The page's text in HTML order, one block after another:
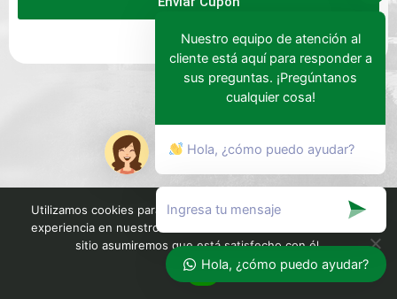
Nuestro equipo de atención al
cliente está aquí para responder a
sus preguntas. ¡Pregúntanos
cualquier cosa!
Hola, ¿cómo puedo ayudar?
Hola, ¿cómo puedo ayudar?
Utilizamos cookies para garantizar que le brindamos la mejor
experiencia en nuestro sitio web. Si continúa utilizando este
sitio asumiremos que está satisfecho con él.
Ok